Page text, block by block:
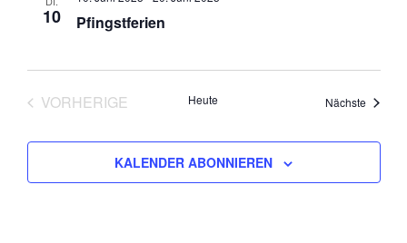
10 Pfingstferien
VORHERIGE
Heute Nächste
KALENDER ABONNIEREN